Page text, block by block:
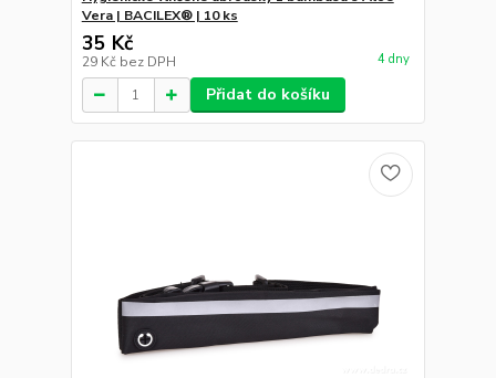
Vera | BACILEX® | 10 ks
35 Kč
29 Kč bez DPH 4 dny
Přidat do košíku